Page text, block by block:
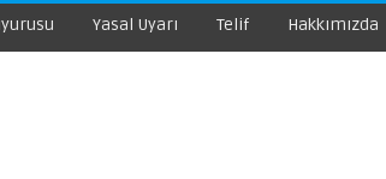
Yasal Uyarı Telif Hakkımızda